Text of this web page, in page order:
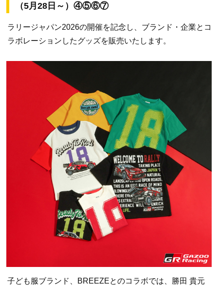
（5月28日～）④⑤⑥⑦
ラリージャパン2026の開催を記念し、ブランド・企業とコ
ラボレーションしたグッズを販売いたします。
子ども服ブランド、BREEZEとのコラボでは、勝田 貴元